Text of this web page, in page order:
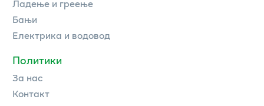
Ладење и греење
Бањи
Електрика и водовод
Политики
За нас
Контакт